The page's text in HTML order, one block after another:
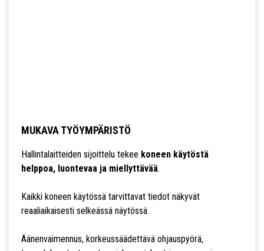
MUKAVA TYÖYMPÄRISTÖ
Hallintalaitteiden sijoittelu tekee koneen käytöstä
helppoa, luontevaa ja miellyttävää.
Kaikki koneen käytössä tarvittavat tiedot näkyvät
reaaliaikaisesti selkeässä näytössä.
Äänenvaimennus, korkeussäädettävä ohjauspyörä,